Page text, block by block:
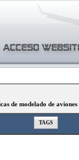
de modelado de
TAGS